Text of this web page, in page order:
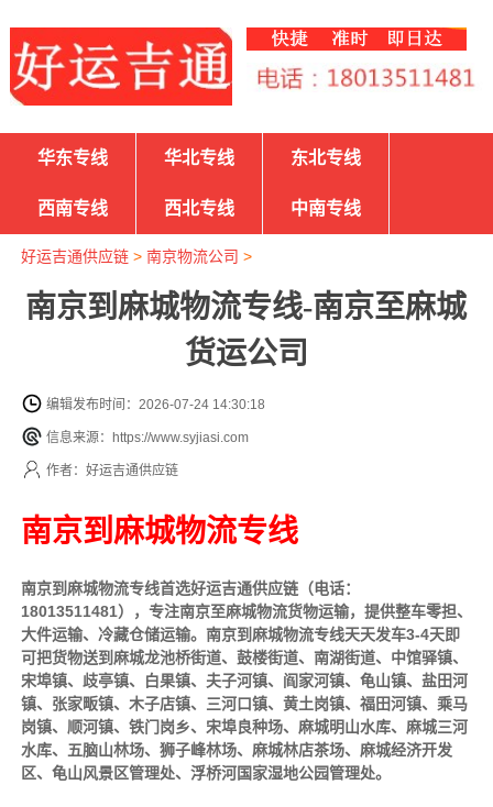
华东专线 华北专线 东北专线
西南专线 西北专线 中南专线
好运吉通供应链> 南京物流公司 >
南京到麻城物流专线-南京至麻城
货运公司
编辑发布时间：2026-07-24 14:30:18
信息来源：https://www.syjiasi.com
作者：好运吉通供应链
南京到麻城物流专线
南京到麻城物流专线首选好运吉通供应链（电话：
18013511481），专注南京至麻城物流货物运输，提供整车零担、
大件运输、冷藏仓储运输。南京到麻城物流专线天天发车3-4天即
可把货物送到麻城龙池桥街道、鼓楼街道、南湖街道、中馆驿镇、
宋埠镇、歧亭镇、白果镇、夫子河镇、阎家河镇、龟山镇、盐田河
镇、张家畈镇、木子店镇、三河口镇、黄土岗镇、福田河镇、乘马
岗镇、顺河镇、铁门岗乡、宋埠良种场、麻城明山水库、麻城三河
水库、五脑山林场、狮子峰林场、麻城林店茶场、麻城经济开发
区、龟山风景区管理处、浮桥河国家湿地公园管理处。